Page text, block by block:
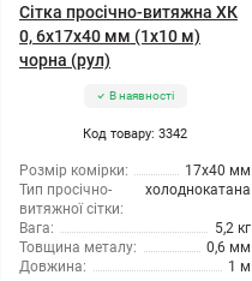
Сітка просічно-витяжна ХК
0, 6x17x40 мм (1x10 м)
чорна (рул)
В наявності
Код товару: 3342
Розмір комірки:
17x40 мм
Тип просічно-
витяжної сітки:
холоднокатана
Вага:
5,2 кг
Товщина металу:
0,6 мм
Довжина:
1 м